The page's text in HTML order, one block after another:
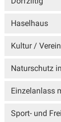
Haselhaus
Kultur /
Naturschutz
Einzelanlass
Sport- und